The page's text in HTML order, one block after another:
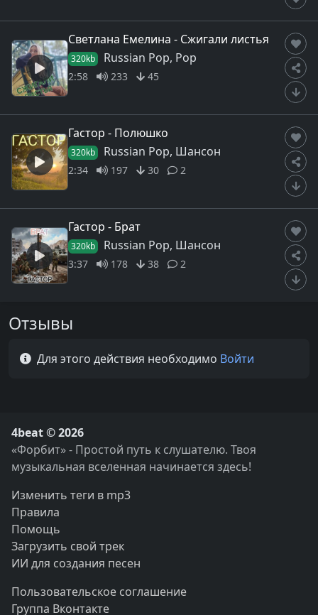
Светлана Емелина - Сжигали листья
320kb Russian Pop, Pop
2:58 233 45
Гастор - Полюшко
320kb Russian Pop, Шансон
2:34 197 30 2
Гастор - Брат
320kb Russian Pop, Шансон
3:37 178 38 2
Отзывы
Для этого действия необходимо Войти
4beat © 2026
«Форбит» - Простой путь к слушателю. Твоя
музыкальная вселенная начинается здесь!
Изменить теги в mp3
Правила
Помощь
Загрузить свой трек
ИИ для создания песен
Пользовательское соглашение
Группа Вконтакте